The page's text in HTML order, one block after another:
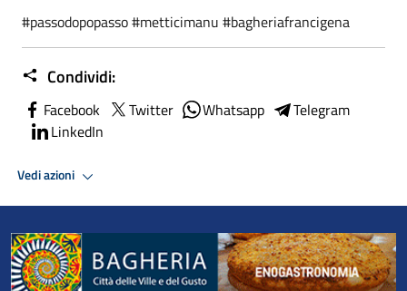
#passodopopasso #metticimanu #bagheriafrancigena
Condividi:
Facebook Twitter Whatsapp
Telegram
LinkedIn
Vedi azioni